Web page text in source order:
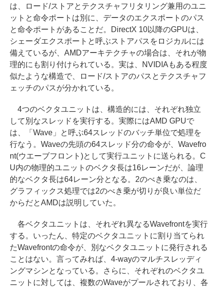
は、ロード/ストアとテクスチャフリタリング兼用のユニ
ットと命令ポートは別に、データのエクスポートのパス
と命令ポートがあることだ。DirectX 10以降のGPUは、
シェーダエクスポートと呼ぶストアパスをロジカルには
備えているが、AMDアーキテクチャの場合は、それが物
理的にも割り付けられている。実は、NVIDIAもある程度
似たような構造で、ロード/ストアのパスとテクスチャフ
ェッチのパスが分かれている。
4つのベクタユニットは、構造的には、それぞれ独立
して別なスレッドを実行する。実際にはAMD GPUで
は、「Wave」と呼ぶ64スレッドのバッチ単位で処理を
行なう。Waveの先頭の64スレッド分の命令が、Wavefro
nt(ウエーブフロント)として実行ユニットに送られる。C
U内の物理的ユニットのベクタ長は16レーンだが、論理
的なベクタ長は64レーン分となる。2のべき乗なのは、
グラフィックス処理では2のべき乗が切りが良い単位だ
からだとAMDは説明していた。
各ベクタユニットは、それぞれ異なるWavefrontを実行
する。いったん、特定のベクタユニットに割り当てられ
たWavefrontの命令が、別なベクタユニットに発行される
ことはない。言ってみれば、4-wayのマルチスレッディ
ングマシンとなっている。さらに、それぞれのベクタユ
ニットに対しては、複数のWaveがプールされており、各